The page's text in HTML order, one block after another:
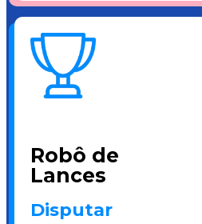
Robô de
Lances
Disputar